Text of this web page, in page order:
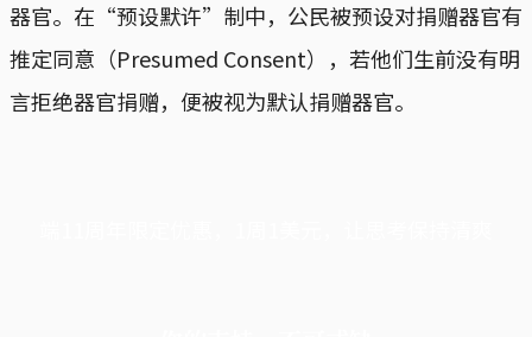
器官。在“预设默许”制中，公民被预设对捐赠器官有
推定同意（Presumed Consent），若他们生前没有明
言拒绝器官捐赠，便被视为默认捐赠器官。